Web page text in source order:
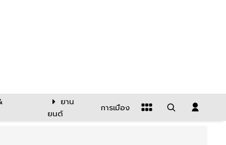
ยาน
ยนต์
การเมือง